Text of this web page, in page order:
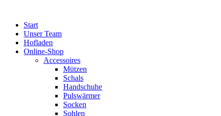
springenStart
Unser Team
Hofladen
Online-Shop
Accessoires
Mützen
Schals
Handschuhe
Pulswärmer
Socken
Sohlen